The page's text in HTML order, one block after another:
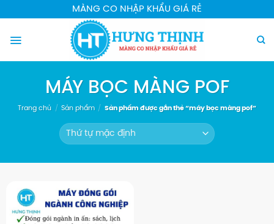
đến
dung
MÀNG CO NHẬP KHẨU GIÁ RẺ
MÁY BỌC MÀNG POF
Trang chủ / Sản phẩm / Sản phẩm được gắn thẻ “máy bọc màng pof”